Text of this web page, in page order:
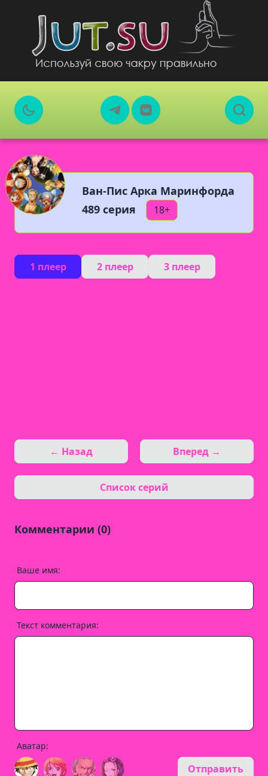
Ван-Пис Арка Маринфорда
489 серия
18+
1 плеер 2 плеер 3 плеер
← Назад
Список серий
Вперед →
Комментарии (0)
Ваше имя:
Текст комментария:
Аватар:
Отправить